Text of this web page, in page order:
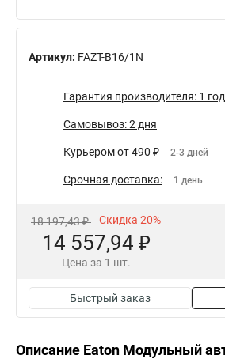
Артикул: FAZT-B16/1N
Гарантия производителя: 1 год
Самовывоз: 2 дня
Курьером от 490 ₽ 2-3 дней
Срочная доставка: 1 день
18 197,43 ₽ Скидка 20%
14 557,94 ₽
Цена за 1 шт.
Быстрый заказ
Описание Eaton Модульный